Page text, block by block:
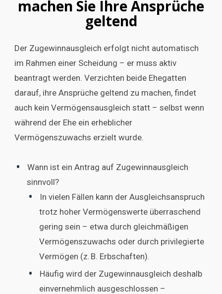
machen Sie Ihre Ansprüche
geltend
Der Zugewinnausgleich erfolgt nicht automatisch
im Rahmen einer Scheidung – er muss aktiv
beantragt werden. Verzichten beide Ehegatten
darauf, ihre Ansprüche geltend zu machen, findet
auch kein Vermögensausgleich statt – selbst wenn
während der Ehe ein erheblicher
Vermögenszuwachs erzielt wurde.
Wann ist ein Antrag auf Zugewinnausgleich
sinnvoll?
In vielen Fällen kann der Ausgleichsanspruch
trotz hoher Vermögenswerte überraschend
gering sein – etwa durch gleichmäßigen
Vermögenszuwachs oder durch privilegierte
Vermögen (z. B. Erbschaften).
Häufig wird der Zugewinnausgleich deshalb
einvernehmlich ausgeschlossen –